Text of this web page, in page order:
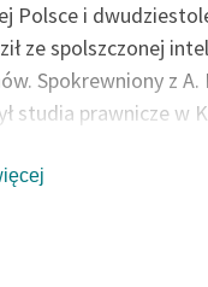
Polsce i
ze spolszczonej
Spokrewniony z
studia prawnicze w
cechował
poszukiwanie